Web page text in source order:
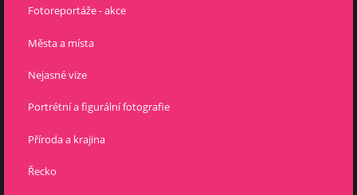
Fotoreportáže - akce
Města a místa
Nejasné vize
Portrétní a figurální fotografie
Příroda a krajina
Řecko